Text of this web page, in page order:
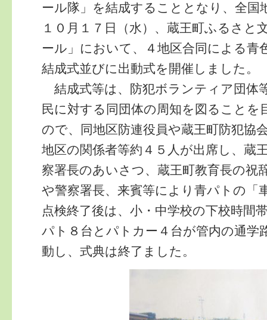
ール隊」を結成することとなり、全国
１０月１７日（水）、蔵王町ふるさと
ール」において、４地区合同による青
結成式並びに出動式を開催しました。
結成式等は、防犯ボランティア団体
民に対する同団体の周知を図ることを
ので、同地区防連役員や蔵王町防犯協
地区の関係者等約４５人が出席し、蔵
察署長のあいさつ、蔵王町教育長の祝
や警察署長、来賓等により青パトの「
点検終了後は、小・中学校の下校時間
パト８台とパトカー４台が管内の通学
動し、式典は終了ました。